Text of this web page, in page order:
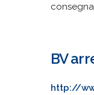
BV
http://